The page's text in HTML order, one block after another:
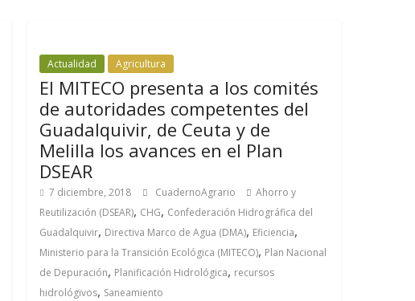
Actualidad Agricultura
El MITECO presenta a los comités
de autoridades competentes del
Guadalquivir, de Ceuta y de
Melilla los avances en el Plan
DSEAR
7 diciembre, 2018 CuadernoAgrario
Ahorro y
Reutilización (DSEAR), CHG, Confederación Hidrográfica del
Guadalquivir, Directiva Marco de Agua (DMA), Eficiencia,
Ministerio para la Transición Ecológica (MITECO), Plan Nacional
de Depuración, Planificación Hidrológica, recursos
hidrológivos, Saneamiento